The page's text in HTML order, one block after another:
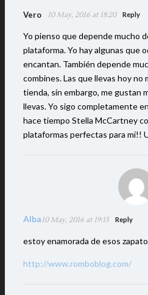
Vero 10 May, 2016 at 18:20 Reply
Yo pienso que depende mucho
plataforma. Yo hay algunas que
encantan. También depende
combines. Las que llevas hoy no
tienda, sin embargo, me gustan
llevas. Yo sigo completamente
hace tiempo Stella McCartney
plataformas perfectas para mí!!
Alba10 May, 2016 at 19:15 Reply
estoy enamorada de esos
http://www.romboblog.com/